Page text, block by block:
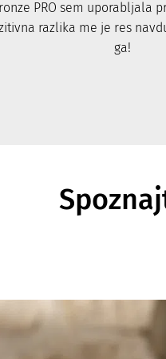
PRO sem uporabljala
razlika me je res
ga!